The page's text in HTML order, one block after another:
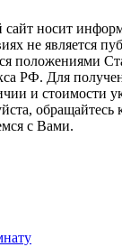
носит
не является
положениями
РФ. Для
и стоимости
с Вами.